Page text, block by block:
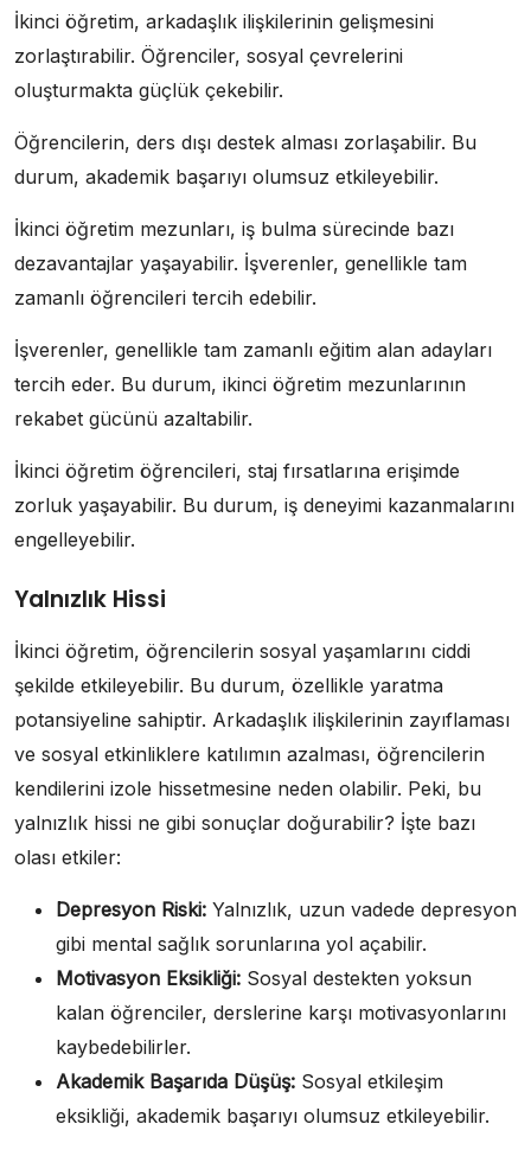
İkinci öğretim, arkadaşlık ilişkilerinin gelişmesini
zorlaştırabilir. Öğrenciler, sosyal çevrelerini
oluşturmakta güçlük çekebilir.
Öğrencilerin, ders dışı destek alması zorlaşabilir. Bu
durum, akademik başarıyı olumsuz etkileyebilir.
İkinci öğretim mezunları, iş bulma sürecinde bazı
dezavantajlar yaşayabilir. İşverenler, genellikle tam
zamanlı öğrencileri tercih edebilir.
İşverenler, genellikle tam zamanlı eğitim alan adayları
tercih eder. Bu durum, ikinci öğretim mezunlarının
rekabet gücünü azaltabilir.
İkinci öğretim öğrencileri, staj fırsatlarına erişimde
zorluk yaşayabilir. Bu durum, iş deneyimi kazanmalarını
engelleyebilir.
Yalnızlık Hissi
İkinci öğretim, öğrencilerin sosyal yaşamlarını ciddi
şekilde etkileyebilir. Bu durum, özellikle yaratma
potansiyeline sahiptir. Arkadaşlık ilişkilerinin zayıflaması
ve sosyal etkinliklere katılımın azalması, öğrencilerin
kendilerini izole hissetmesine neden olabilir. Peki, bu
yalnızlık hissi ne gibi sonuçlar doğurabilir? İşte bazı
olası etkiler:
Depresyon Riski: Yalnızlık, uzun vadede depresyon
gibi mental sağlık sorunlarına yol açabilir.
Motivasyon Eksikliği: Sosyal destekten yoksun
kalan öğrenciler, derslerine karşı motivasyonlarını
kaybedebilirler.
Akademik Başarıda Düşüş: Sosyal etkileşim
eksikliği, akademik başarıyı olumsuz etkileyebilir.